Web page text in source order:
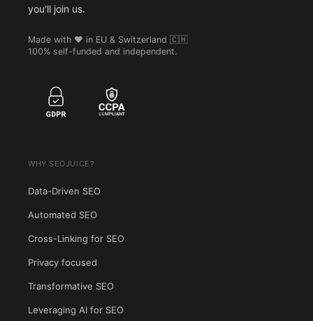
you'll join us.
Made with ❤️ in EU & Switzerland 🇨🇭
100% self-funded and independent.
WHY SEOJUICE?
Data-Driven SEO
Automated SEO
Cross-Linking for SEO
Privacy focused
Transformative SEO
Leveraging AI for SEO